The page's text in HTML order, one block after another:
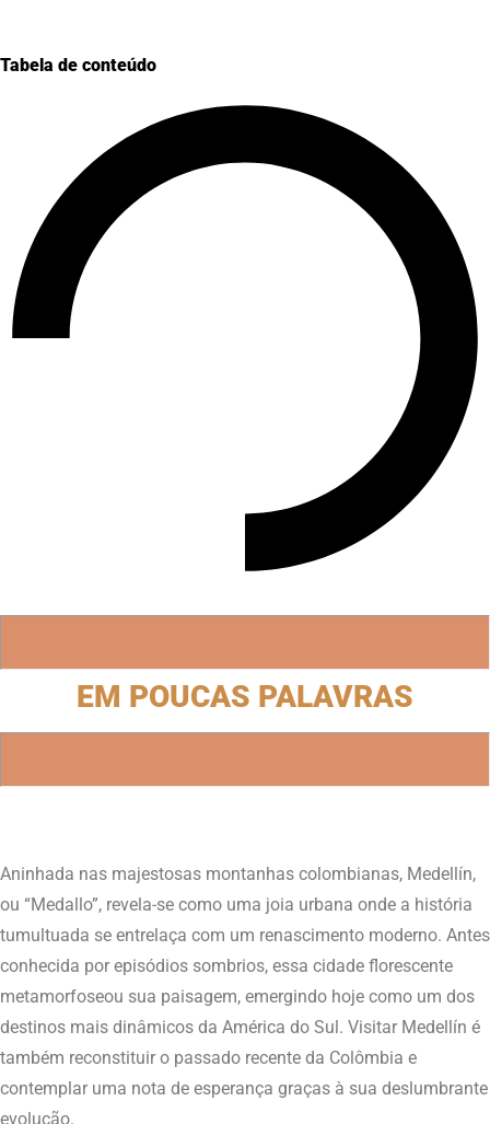
Tabela de conteúdo
EM POUCAS PALAVRAS
Aninhada nas majestosas montanhas colombianas, Medellín,
ou “Medallo”, revela-se como uma joia urbana onde a história
tumultuada se entrelaça com um renascimento moderno. Antes
conhecida por episódios sombrios, essa cidade florescente
metamorfoseou sua paisagem, emergindo hoje como um dos
destinos mais dinâmicos da América do Sul. Visitar Medellín é
também reconstituir o passado recente da Colômbia e
contemplar uma nota de esperança graças à sua deslumbrante
evolução.